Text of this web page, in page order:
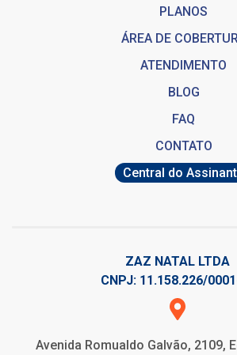
PLANOS
ÁREA DE
ATENDIMENTO
BLOG
FAQ
CONTATO
Central do
ZAZ NATAL LTDA
CNPJ: 11.158.226/
Avenida Romualdo Galvão, 2109,